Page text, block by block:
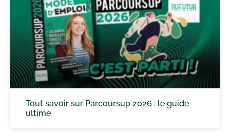
Tout savoir sur Parcoursup 2026 : le guide
ultime